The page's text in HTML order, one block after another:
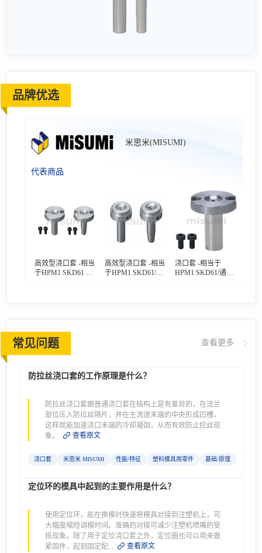
品牌优选
米思米(MISUMI)
代表商品
高效型浇口套 -相当
于HPM1 SKD61 通
高效型浇口套 -相当
于HPM1 SKD61/带
浇口套 -相当于
HPM1 SKD61/通用
常见问题 查看更多
防拉丝浇口套的工作原理是什么？
防拉丝浇口套跟普通浇口套在结构上是有差异的，在法兰
部位压入防拉丝隔片，并在主流道末端的中央形成凹槽。
这样就能加速浇口末端的冷却凝固，从而有效防止拉丝现
象。
查看原文
浇口套 米思米 MISUMI 性能/特征 塑料模具用零件 基础/原理
定位环的模具中起到的主要作用是什么？
使用定位环，能在换模时快速将模具对接到注塑机上，可
大幅度缩短调模时间。准确的对接可减少注塑机喷嘴的受
损现象。除了用于定位浇口套之外，定位圈也可以用来做
紧固件，起到固定配...
查看原文